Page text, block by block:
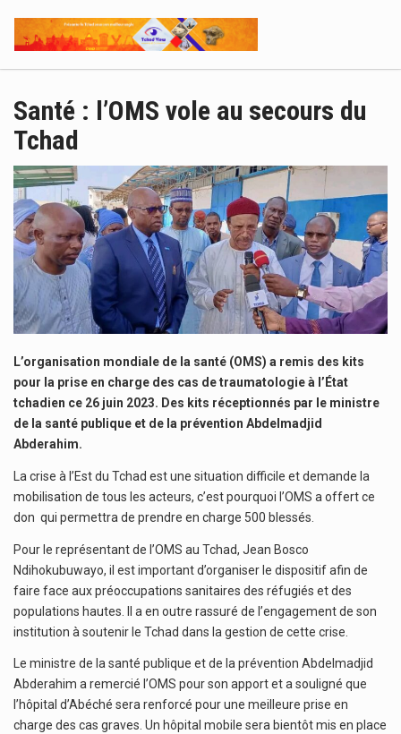
Santé : l’OMS vole au secours du
Tchad
L’organisation mondiale de la santé (OMS) a remis des kits
pour la prise en charge des cas de traumatologie à l’État
tchadien ce 26 juin 2023. Des kits réceptionnés par le ministre
de la santé publique et de la prévention Abdelmadjid
Abderahim.
La crise à l’Est du Tchad est une situation difficile et demande la
mobilisation de tous les acteurs, c’est pourquoi l’OMS a offert ce
don qui permettra de prendre en charge 500 blessés.
Pour le représentant de l’OMS au Tchad, Jean Bosco
Ndihokubuwayo, il est important d’organiser le dispositif afin de
faire face aux préoccupations sanitaires des réfugiés et des
populations hautes. Il a en outre rassuré de l’engagement de son
institution à soutenir le Tchad dans la gestion de cette crise.
Le ministre de la santé publique et de la prévention Abdelmadjid
Abderahim a remercié l’OMS pour son apport et a souligné que
l’hôpital d’Abéché sera renforcé pour une meilleure prise en
charge des cas graves. Un hôpital mobile sera bientôt mis en place